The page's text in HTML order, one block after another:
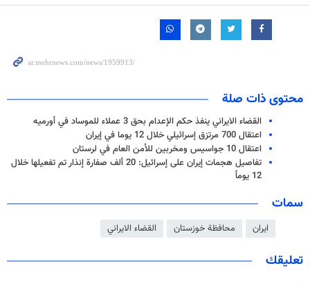
محتوى ذات صلة
القضاء الايراني ينفذ حكم الإعدام بحق 3 عملاء للموساد في أورميه
اعتقال 700 مرتزق إسرائيلي خلال 12 يوما في إيران
اعتقال 10 جواسيس ومخربين للأمن العام في لرستان
تفاصيل هجمات إيران على إسرائيل: 20 ألف صفارة إنذار تم تفعيلها خلال
12 يوماً
سمات
ايران محافظة خوزستان القضاء الايراني
تعليقك